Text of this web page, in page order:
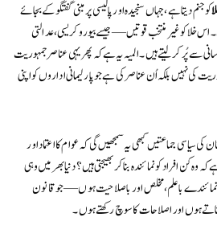
کو جنم دیتا ہے، جہاں سنجیدہ اور پالیسی پر مبنی گفتگو کے بجائے
اس خلا کو غیر منتخب قوتیں—جیسے بیوروکریسی، عدالتی
سے پُر کر لیتے ہیں۔ المیہ یہ ہے کہ پھر یہی عناصر جمہوریت
کی نہیں بلکہ اُن عناصر کی ہے جو پارلیمانی اداروں کو اپنی
سیاسی جماعتیں کبھی یہ سمجھیں گی کہ عوام کا اعتماد اور
افراد کو نمائندہ بنا کر بھیجتی ہیں؟ دنیا بھر میں وہی
نمائندے باعلم، مخلص اور باصلاحیت ہوں—جو قانون
ہوں اور اصلاحات کا سوچ رکھتے ہوں۔